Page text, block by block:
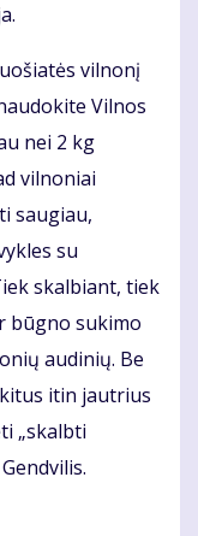
vilnonį
Vilnos
nei 2 kg
vilnoniai
saugiau,
su
skalbiant, tiek
būgno sukimo
audinių. Be
itin jautrius
„skalbti